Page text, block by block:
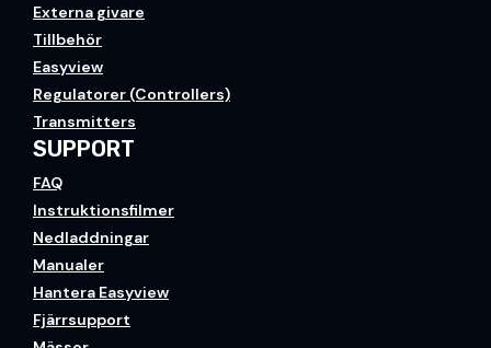
Externa givare
Tillbehör
Easyview
Regulatorer (Controllers)
Transmitters
SUPPORT
FAQ
Instruktionsfilmer
Nedladdningar
Manualer
Hantera Easyview
Fjärrsupport